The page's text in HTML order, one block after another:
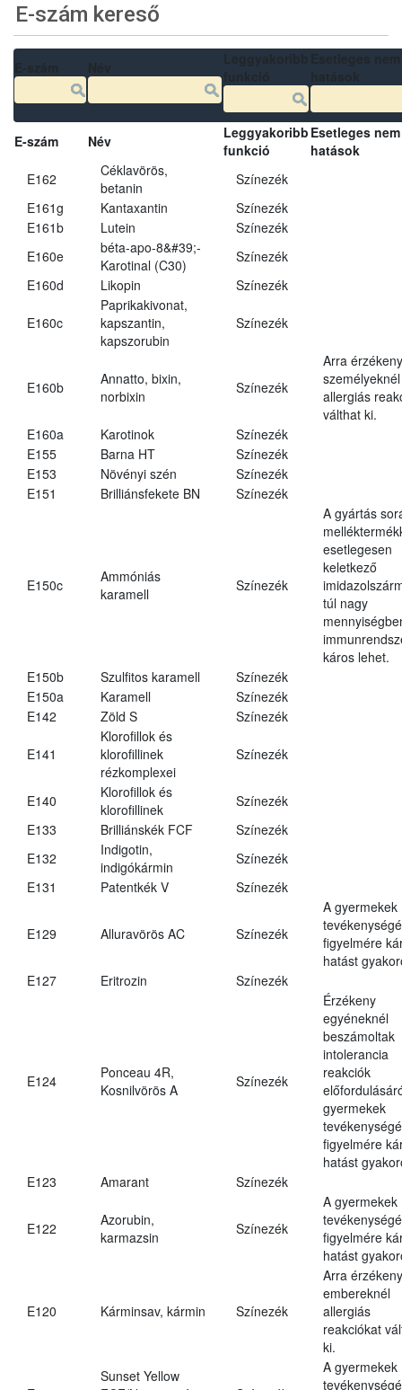
E-szám kereső
E-szám Név
Leggyakoribb
funkció
Esetleges
hatások
E162
Céklavörös,
betanin
Színezék
E161g
Kantaxantin
Színezék
E161b
Lutein
Színezék
E160e
béta-apo-8&#39;-
Karotinal (C30)
Színezék
E160d
Likopin Színezék
E160c
Paprikakivonat,
kapszantin,
kapszorubin
Színezék
E160b
Annatto, bixin,
norbixin
Színezék
Arra érzékeny
személyeknél
allergiás
válthat ki.
E160a
Karotinok
Színezék
E155
Barna HT
Színezék
E153
Növényi szén
Színezék
E151
Brilliánsfekete BN Színezék
E150c
Ammóniás
karamell
Színezék
A gyártás
esetlegesen
keletkező
túl nagy
káros lehet.
E150b
Szulfitos karamell
Színezék
E150a
Karamell
Színezék
E142
Zöld S Színezék
E141
Klorofillok és
klorofillinek
rézkomplexei
Színezék
E140
Klorofillok és
klorofillinek
Színezék
E133
Brilliánskék FCF
Színezék
E132
Indigotin,
indigókármin
Színezék
E131
Patentkék V Színezék
E129 Alluravörös AC Színezék
A gyermekek
figyelmére
hatást
E127
Eritrozin Színezék
E124
Ponceau 4R,
Kosnilvörös A
Színezék
Érzékeny
egyéneknél
beszámoltak
intolerancia
reakciók
gyermekek
figyelmére
hatást
E123
Amarant Színezék
E122
Azorubin,
karmazsin
Színezék
A gyermekek
figyelmére
hatást
E120 Kárminsav, kármin Színezék
Arra érzékeny
embereknél
allergiás
reakciókat
ki.
Sunset Yellow
A gyermekek